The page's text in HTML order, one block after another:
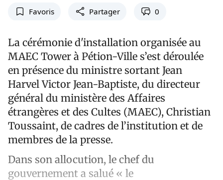
Favoris Partager 0
La cérémonie d'installation organisée au
MAEC Tower à Pétion-Ville s’est déroulée
en présence du ministre sortant Jean
Harvel Victor Jean-Baptiste, du directeur
général du ministère des Affaires
étrangères et des Cultes (MAEC), Christian
Toussaint, de cadres de l’institution et de
membres de la presse.
Dans son allocution, le chef du
gouvernement a salué « le